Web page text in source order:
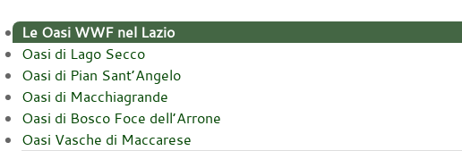
Le Oasi WWF nel Lazio
Oasi di Lago Secco
Oasi di Pian Sant’Angelo
Oasi di Macchiagrande
Oasi di Bosco Foce dell’Arrone
Oasi Vasche di Maccarese